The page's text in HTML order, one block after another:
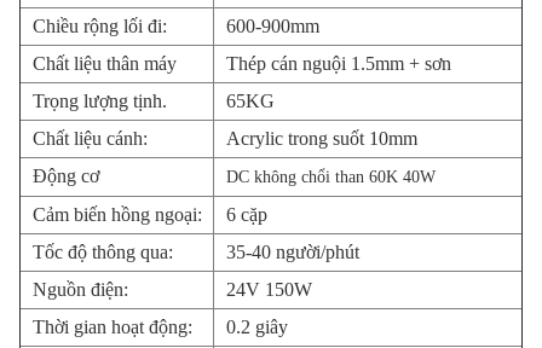
Chiều rộng lối đi:
600-900mm
Chất liệu thân máy
Thép cán nguội 1.5mm + sơn
Trọng lượng tịnh.
65KG
Chất liệu cánh:
Acrylic trong suốt 10mm
Động cơ
DC không chổi than 60K 40W
Cảm biến hồng ngoại:
6 cặp
Tốc độ thông qua:
35-40 người/phút
Nguồn điện:
24V 150W
Thời gian hoạt động:
0.2 giây